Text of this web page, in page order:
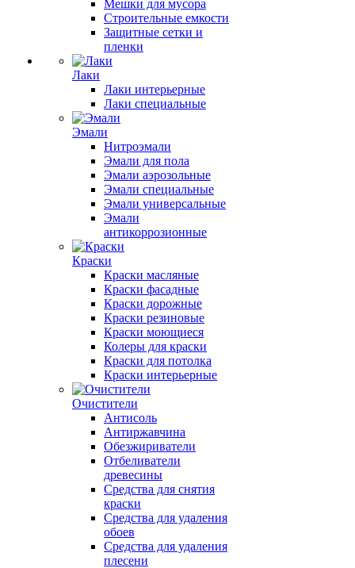
Мешки для мусора
Строительные емкости
Защитные сетки и
пленки
Лаки
Лаки интерьерные
Лаки специальные
Эмали
Нитроэмали
Эмали для пола
Эмали аэрозольные
Эмали специальные
Эмали универсальные
Эмали
антикоррозионные
Краски
Краски масляные
Краски фасадные
Краски дорожные
Краски резиновые
Краски моющиеся
Колеры для краски
Краски для потолка
Краски интерьерные
Очистители
Антисоль
Антиржавчина
Обезжириватели
Отбеливатели
древесины
Средства для снятия
краски
Средства для удаления
обоев
Средства для удаления
плесени